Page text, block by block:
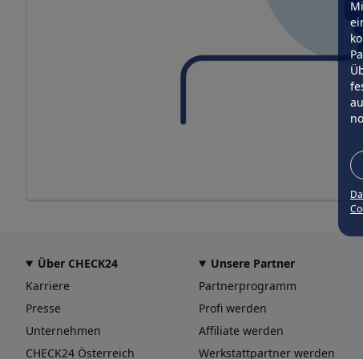
Über CHECK24
Karriere
Presse
Unternehmen
CHECK24 Österreich
Unsere Partner
Partnerprogramm
Profi werden
Affiliate werden
Werkstattpartner werden